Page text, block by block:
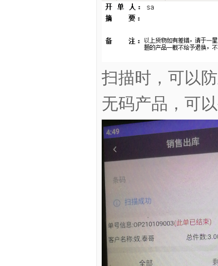
扫描时，可以
无码产品，可